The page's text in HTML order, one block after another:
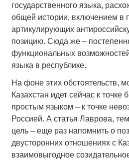
государственного языка,
общей истории, включением в
артикулирующих
позицию. Сюда же –
функциональных
языка в республике.
На фоне этих обстоятельств,
Казахстан идет сейчас к
простым языком – к точке
Россией. А статья Лаврова,
цель – еще раз напомнить о
двусторонних отношениях с
взаимовыгодное